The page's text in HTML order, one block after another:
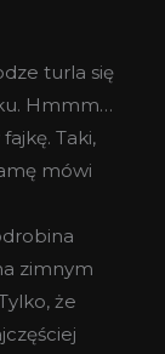
turla się
Hmmm…
Taki,
mówi
zimnym
że